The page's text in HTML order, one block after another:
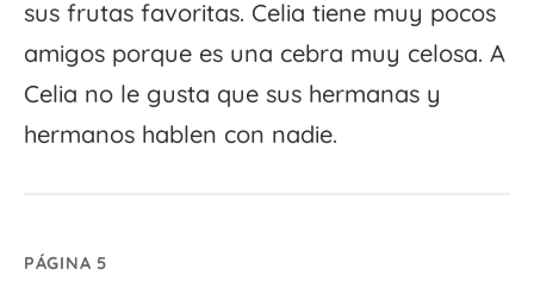
sus frutas favoritas. Celia tiene muy pocos
amigos porque es una cebra muy celosa. A
Celia no le gusta que sus hermanas y
hermanos hablen con nadie.
PÁGINA 5